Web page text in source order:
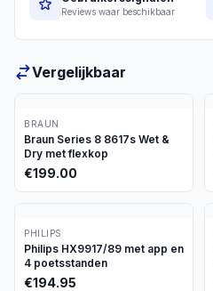
Reviews waar beschikbaar
Vergelijkbaar
BRAUN
Braun Series 8 8617s Wet &
Dry met flexkop
€199.00
PHILIPS
Philips HX9917/89 met app en
4 poetsstanden
€194.95